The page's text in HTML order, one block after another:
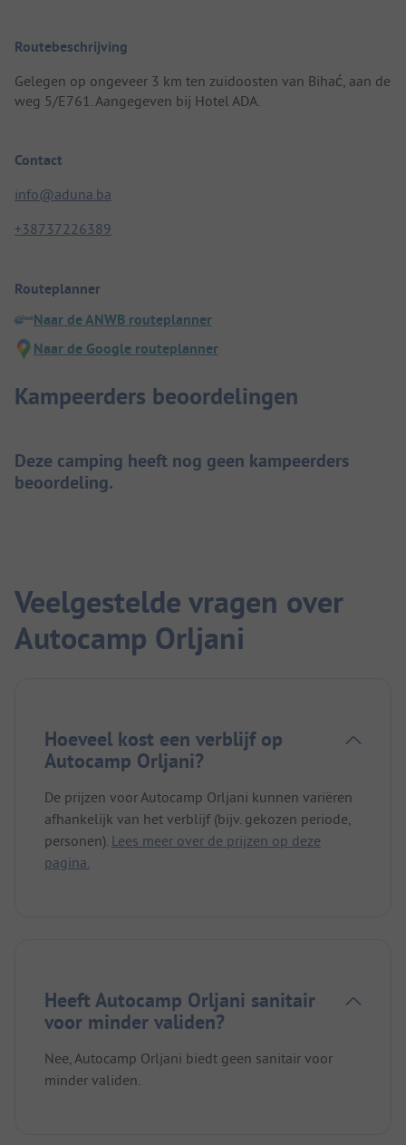
Routebeschrijving
Gelegen op ongeveer 3 km ten zuidoosten van Bihać, aan de
weg 5/E761. Aangegeven bij Hotel ADA.
Contact
info@aduna.ba
+38737226389
Routeplanner
Naar de ANWB routeplanner
Naar de Google routeplanner
Kampeerders beoordelingen
Deze camping heeft nog geen kampeerders
beoordeling.
Veelgestelde vragen over
Autocamp Orljani
Hoeveel kost een verblijf op
Autocamp Orljani?
De prijzen voor Autocamp Orljani kunnen variëren
afhankelijk van het verblijf (bijv. gekozen periode,
personen). Lees meer over de prijzen op deze
pagina.
Heeft Autocamp Orljani sanitair
voor minder validen?
Nee, Autocamp Orljani biedt geen sanitair voor
minder validen.